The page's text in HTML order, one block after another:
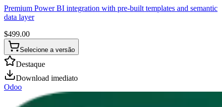
Premium Power BI integration with pre-built templates and semantic
data layer
$499.00
Selecione a versão
Destaque
Download imediato
Odoo